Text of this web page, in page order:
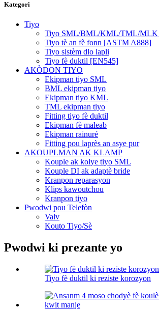
Kategori
Tiyo
Tiyo SML/BML/KML/TML/MLK
Tiyo tè an fè fonn [ASTM A888]
Tiyo sistèm dlo lapli
Tiyo fè duktil [EN545]
AKÒDON TIYO
Ekipman tiyo SML
BML ekipman tiyo
Ekipman tiyo KML
TML ekipman tiyo
Fitting tiyo fè duktil
Ekipman fè maleab
Ekipman rainuré
Fitting pou laprès an asye pur
AKOUPLMAN AK KLAMP
Kouple ak kolye tiyo SML
Kouple DI ak adaptè bride
Kranpon reparasyon
Klips kawoutchou
Kranpon tiyo
Pwodwi pou Telefòn
Valv
Kouto Tiyo/Sè
Pwodwi ki prezante yo
Tiyo fè duktil ki reziste korozyon